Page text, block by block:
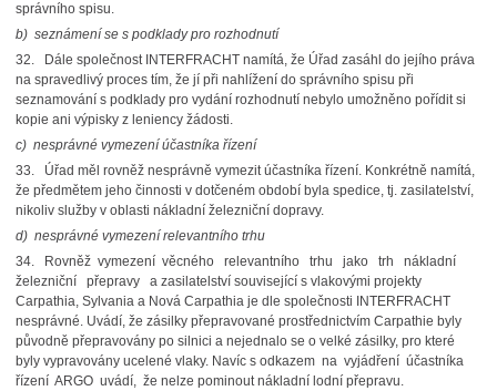
správního spisu.
b) seznámení se s podklady pro rozhodnutí
32. Dále společnost INTERFRACHT namítá, že Úřad zasáhl do jejího práva
na spravedlivý proces tím, že jí při nahlížení do správního spisu při
seznamování s podklady pro vydání rozhodnutí nebylo umožněno pořídit si
kopie ani výpisky z leniency žádosti.
c) nesprávné vymezení účastníka řízení
33. Úřad měl rovněž nesprávně vymezit účastníka řízení. Konkrétně namítá,
že předmětem jeho činnosti v dotčeném období byla spedice, tj. zasilatelství,
nikoliv služby v oblasti nákladní železniční dopravy.
d) nesprávné vymezení relevantního trhu
34. Rovněž vymezení věcného relevantního trhu jako trh nákladní
železniční přepravy a zasilatelství související s vlakovými projekty
Carpathia, Sylvania a Nová Carpathia je dle společnosti INTERFRACHT
nesprávné. Uvádí, že zásilky přepravované prostřednictvím Carpathie byly
původně přepravovány po silnici a nejednalo se o velké zásilky, pro které
byly vypravovány ucelené vlaky. Navíc s odkazem na vyjádření účastníka
řízení ARGO uvádí, že nelze pominout nákladní lodní přepravu.